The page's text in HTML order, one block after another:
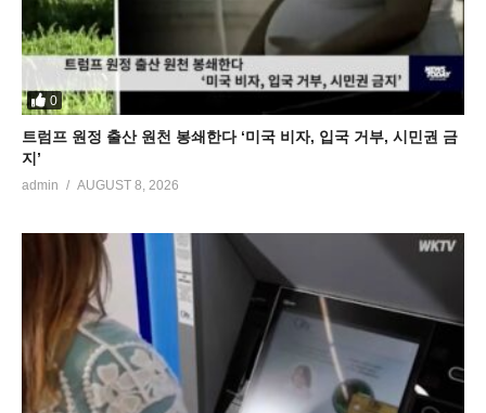
0
트럼프 원정 출산 원천 봉쇄한다 ‘미국 비자, 입국 거부, 시민권 금
지’
admin AUGUST 8, 2026